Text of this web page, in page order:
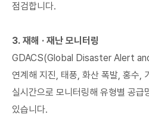
점검합니다.
3. 재해 · 재난 모니터링
GDACS(Global Disaster Alert
연계해 지진, 태풍, 화산 폭발, 홍수,
실시간으로 모니터링해 유형별 공급
있습니다.